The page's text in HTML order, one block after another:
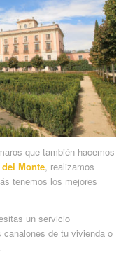
que también hacemos
Monte, realizamos
tenemos los mejores
un servicio
de tu vivienda o